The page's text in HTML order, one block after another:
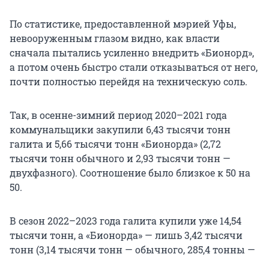
противогололедных материалов,
производящего «Бионорд», после выхода этой
статьи сообщили, что придерживаются другого
мнения и заявили, что их реагент имеет
практически 100-процентную растворяемость,
попадать в реки. Также в компании
утверждают, что их средство имеет бóльшую
эффективность в морозную погоду. Доктор
химических наук Валерий Майстренко и эколог
Александр Веселов в беседе с UFA1.RU ранее
зимней наледи. Подробнее с позициями сторон
можно ознакомитьсяв нашей большой статье
на эту тему.
По статистике, предоставленной мэрией Уфы,
невооруженным глазом видно, как власти
сначала пытались усиленно внедрить «Бионорд»,
а потом очень быстро стали отказываться от него,
почти полностью перейдя на техническую соль.
Так, в осенне-зимний период 2020–2021 года
коммунальщики закупили 6,43 тысячи тонн
галита и 5,66 тысячи тонн «Бионорда» (2,72
тысячи тонн обычного и 2,93 тысячи тонн —
двухфазного). Соотношение было близкое к 50 на
50.
В сезон 2022–2023 года галита купили уже 14,54
тысячи тонн, а «Бионорда» — лишь 3,42 тысячи
тонн (3,14 тысячи тонн — обычного, 285,4 тонны —